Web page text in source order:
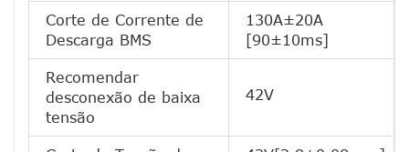
Corte de Corrente de
Descarga BMS
130A±20A
[90±10ms]
Recomendar
desconexão de baixa
tensão
42V